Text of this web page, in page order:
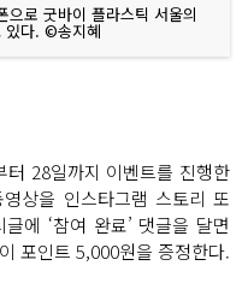
으로 굿바이 플라스틱 서울의
있다. ©송지혜
터 28일까지 이벤트를 진행한
상을 인스타그램 스토리 또
에 ‘참여 완료’ 댓글을 달면
포인트 5,000원을 증정한다.